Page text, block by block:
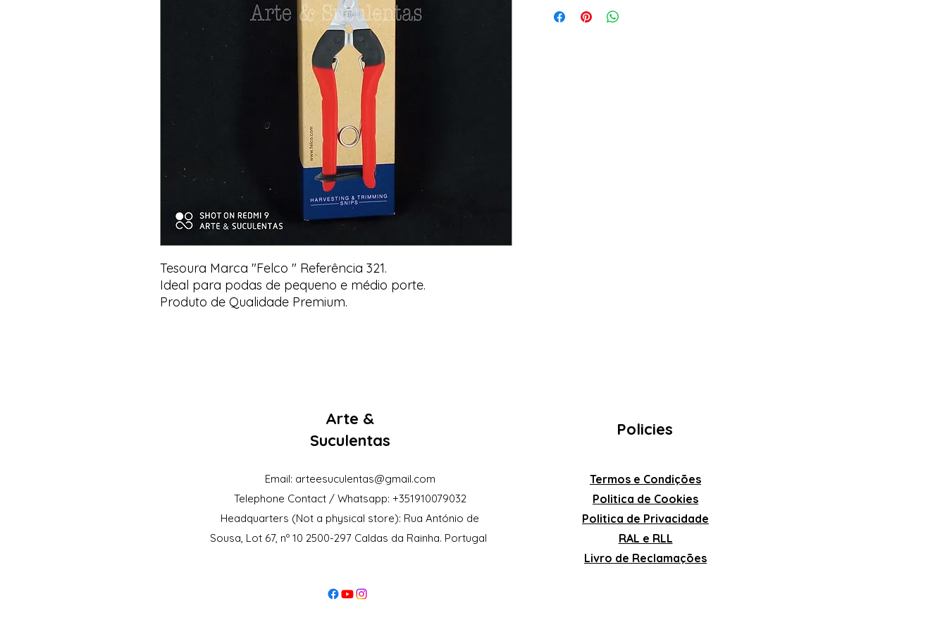
Tesoura Marca "Felco " Referência 321.
Ideal para podas de pequeno e médio porte.
Produto de Qualidade Premium.
Arte &
Suculentas
Email: arteesuculentas@gmail.com
Telephone Contact / Whatsapp: +351910079032
Headquarters (Not a physical store): Rua António de
Sousa, Lot 67, nº 10 2500-297 Caldas da Rainha. Portugal
Policies
Termos e Condições
Politica de Cookies
Politica de Privacidade
RAL e RLL
Livro de Reclamações